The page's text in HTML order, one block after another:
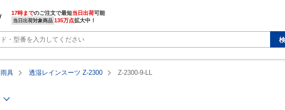
17時までのご注文で最短当日出荷
当日出荷対象商品 135万点拡大中！
雨具 透湿レインスーツ Z-2300 Z-2300-9-LL